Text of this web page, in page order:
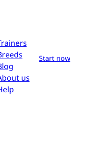
us
Start now